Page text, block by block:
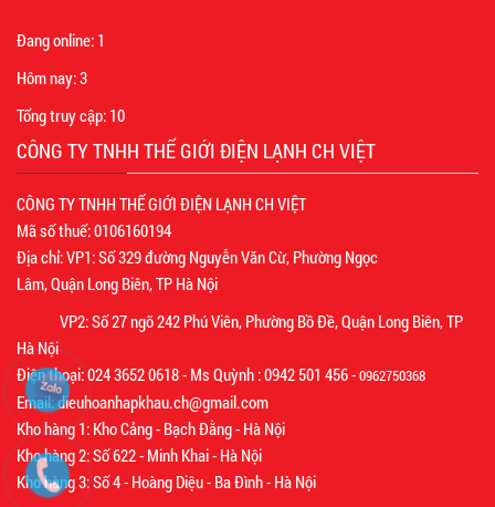
Đang online: 1
Hôm nay:3
Tổng truy cập: 10
CÔNG TY TNHH THẾ GIỚI ĐIỆN LẠNH CH VIỆT
CÔNG TY TNHH THẾ GIỚI ĐIỆN LẠNH CH VIỆT
Mã số thuế: 0106160194
Địa chỉ: VP1: Số 329 đường Nguyễn Văn Cừ, Phường Ngọc
Lâm, Quận Long Biên, TP Hà Nội
VP2: Số 27 ngõ 242 Phú Viên, Phường Bồ Đề, Quận Long Biên, TP
Hà Nội
Điện thoại: 024 3652 0618 - Ms Quỳnh : 0942 501 456 -0962750368
Email: dieuhoanhapkhau.ch@gmail.com
Kho hàng 1: Kho Cảng - Bạch Đằng - Hà Nội
Kho hàng 2: Số 622 - Minh Khai - Hà Nội
Kho hàng 3: Số 4 - Hoàng Diệu - Ba Đình - Hà Nội